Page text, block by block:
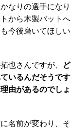
なりの選手になり
から木製バットへ
今後磨いてほしい
也さんですが、 ど
いるんだそうです
由があるのでしょ
名前が変わり、そ